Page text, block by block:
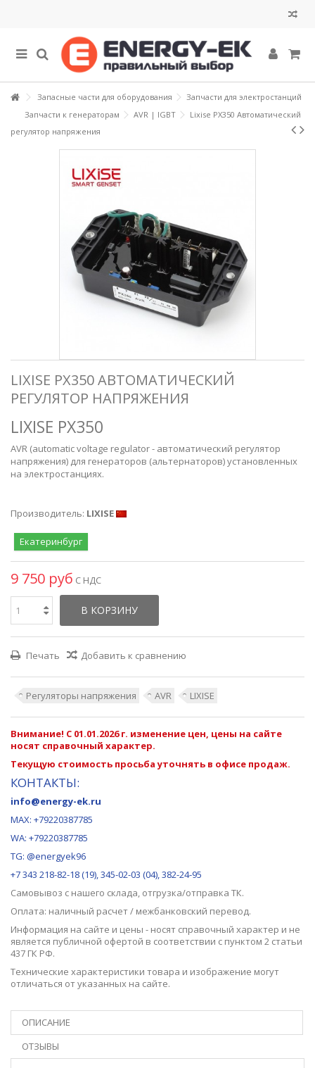
Запасные части для оборудования
Запчасти для электростанций
Запчасти к генераторам
AVR | IGBT
Lixise PX350 Автоматический
регулятор напряжения
LIXISE PX350 АВТОМАТИЧЕСКИЙ
РЕГУЛЯТОР НАПРЯЖЕНИЯ
LIXISE PX350
AVR (automatic voltage regulator - автоматический регулятор
напряжения) для генераторов (альтернаторов) установленных
на электростанциях.
Производитель: LIXISE
Екатеринбург
9 750 руб С НДС
В КОРЗИНУ
Печать Добавить к сравнению
Регуляторы напряжения AVR LIXISE
Внимание! С 01.01.2026 г. изменение цен, цены на сайте
носят справочный характер.
Текущую стоимость просьба уточнять в офисе продаж.
КОНТАКТЫ:
info@energy-ek.ru
MAX: +79220387785
WA: +79220387785
TG: @energyek96
+7 343 218-82-18 (19), 345-02-03 (04), 382-24-95
Самовывоз с нашего склада, отгрузка/отправка ТК.
Оплата: наличный расчет / межбанковский перевод.
Информация на сайте и цены - носят справочный характер и не
является публичной офертой в соответствии с пунктом 2 статьи
437 ГК РФ.
Технические характеристики товара и изображение могут
отличаться от указанных на сайте.
ОПИСАНИЕ
ОТЗЫВЫ